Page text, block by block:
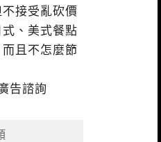
接受亂砍價
、美式餐點
且不怎麼節
告諮詢